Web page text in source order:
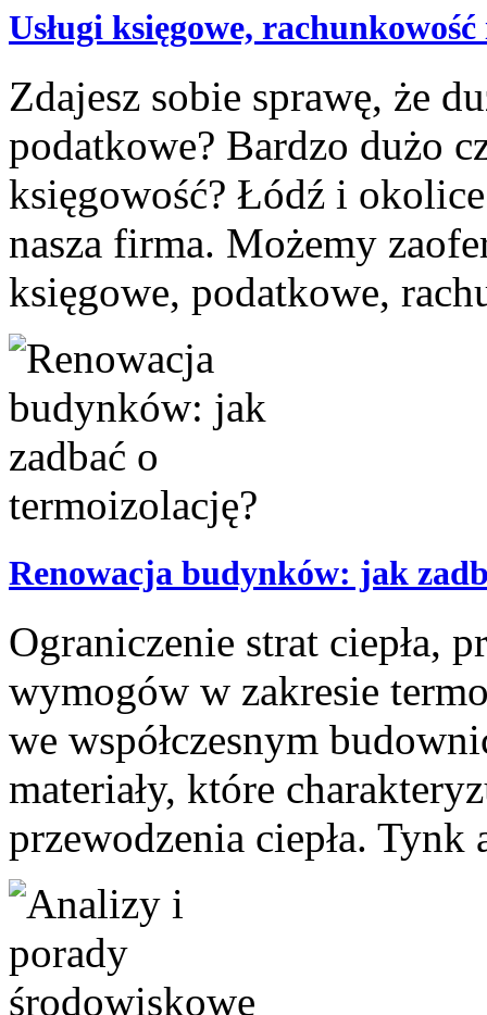
Usługi księgowe,
Zdajesz sobie sprawę, że
podatkowe? Bardzo dużo
księgowość? Łódź i
nasza firma. Możemy
księgowe, podatkowe,
Renowacja budynków: jak
Ograniczenie strat ciepła,
wymogów w zakresie
we współczesnym
materiały, które
przewodzenia ciepła. Tynk